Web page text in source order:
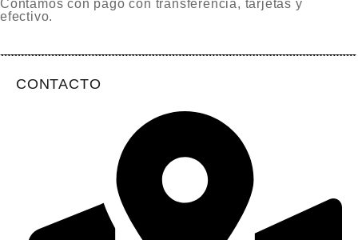
Contamos con pago con transferencia, tarjetas y
efectivo.
CONTACTO